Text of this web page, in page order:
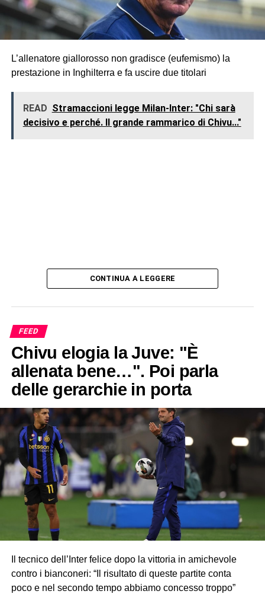
L’allenatore giallorosso non gradisce (eufemismo) la
prestazione in Inghilterra e fa uscire due titolari
READ Stramaccioni legge Milan-Inter: "Chi sarà
decisivo e perché. Il grande rammarico di Chivu..."
CONTINUA A LEGGERE
FEED
Chivu elogia la Juve: "È
allenata bene…". Poi parla
delle gerarchie in porta
Il tecnico dell’Inter felice dopo la vittoria in amichevole
contro i bianconeri: “Il risultato di queste partite conta
poco e nel secondo tempo abbiamo concesso troppo”